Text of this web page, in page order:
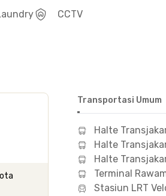
CCTV
Transportasi Umum
Halte
Halte
Halte
Terminal
Stasiun LRT